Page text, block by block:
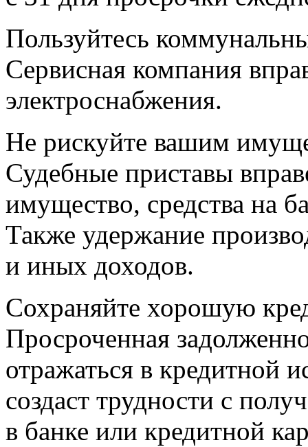
Пользуйтесь
Сервисная компания
электроснабжения.
Не рискуйте вашим
Судебные приставы
имущество, средства на
Также удержание
и иных доходов.
Сохраняйте хорошую
Просроченная
отражаться в кредитной
создаст трудности с
в банке или кредитной